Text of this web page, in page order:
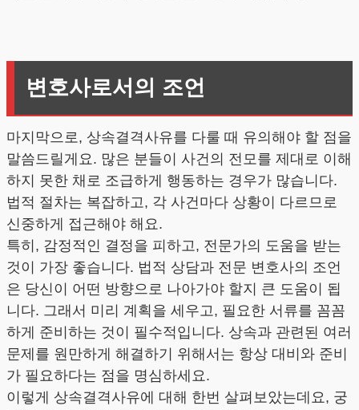
변호사로서의 조언
마지막으로, 상속결격사유를 다룰 때 유의해야 할 점을
말씀드릴게요. 많은 분들이 사건의 전모를 제대로 이해
하지 못한 채로 조급하게 행동하는 경우가 많습니다.
법적 절차는 복잡하고, 각 사건마다 상황이 다르므로
신중하게 접근해야 해요.
특히, 감정적인 결정을 피하고, 전문가의 도움을 받는
것이 가장 좋습니다. 법적 상담과 전문 변호사의 조언
은 당신이 어떤 방향으로 나아가야 할지 큰 도움이 됩
니다. 그래서 미리 계획을 세우고, 필요한 서류를 꼼꼼
하게 준비하는 것이 필수적입니다. 상속과 관련된 여러
문제를 원만하게 해결하기 위해서는 항상 대비와 준비
가 필요하다는 점을 명심하세요.
이렇게 상속결격사유에 대해 한번 살펴보았는데요, 궁